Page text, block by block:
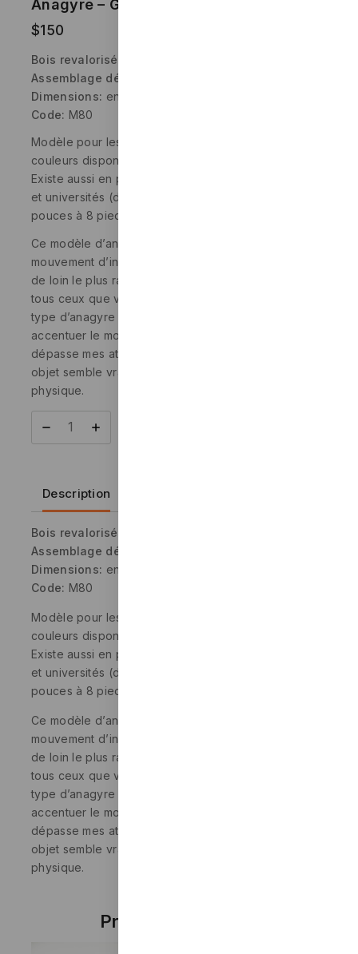
Anagyre – Gael
$150
Bois revalorisé
Assemblage décoratif:
Dimensions: environ 25 cm (10 pouces)
Code: M80
Modèle pour les cadeaux d’entreprise. Plusieurs
couleurs disponibles.
Existe aussi en plus grands formats pour les musées
et universités (de 58cm à 2,45 mètres – de 23
pouces à 8 pieds de long).
Ce modèle d’anagyre est très spectaculaire. Le
mouvement d’inversion de son sens de rotation est
de loin le plus rapide et le plus déroutant de
tous ceux que vous pourrez trouver. J’ai inventé ce
type d’anagyre avec assemblages pour en
accentuer le mouvement atypique. Le résultat
dépasse mes attentes. Le comportement de cet
objet semble vraiment aller à l’encontre des lois de la
physique.
Description
Bois revalorisé
Assemblage décoratif:
Dimensions: environ 25 cm (10 pouces)
Code: M80
Modèle pour les cadeaux d’entreprise. Plusieurs
couleurs disponibles.
Existe aussi en plus grands formats pour les musées
et universités (de 58cm à 2,45 mètres – de 23
pouces à 8 pieds de long).
Ce modèle d’anagyre est très spectaculaire. Le
mouvement d’inversion de son sens de rotation est
de loin le plus rapide et le plus déroutant de
tous ceux que vous pourrez trouver. J’ai inventé ce
type d’anagyre avec assemblages pour en
accentuer le mouvement atypique. Le résultat
dépasse mes attentes. Le comportement de cet
objet semble vraiment aller à l’encontre des lois de la
physique.
Produits similaires